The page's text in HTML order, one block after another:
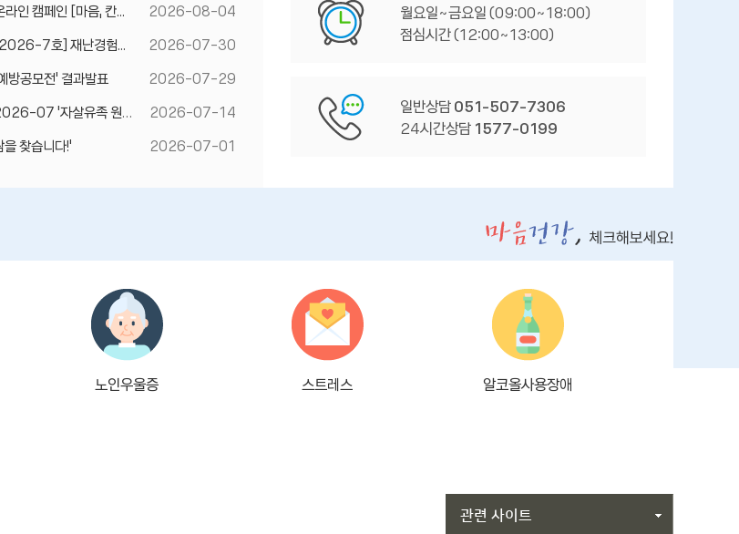
인 캠페인 [마음, 칸...
2026-08-04
7호] 재난경험...
2026-07-30
공모전' 결과발표
2026-07-29
자살예방 카드뉴스 2026-07 '자살유족 원...
2026-07-14
찾습니다!'
2026-07-01
월요일~금요일 (09:00~18:00)
점심시간 (12:00~13:00)
일반상담051-507-7306
24시간상담 1577-0199
노인우울증 스트레스 알코올사용장애